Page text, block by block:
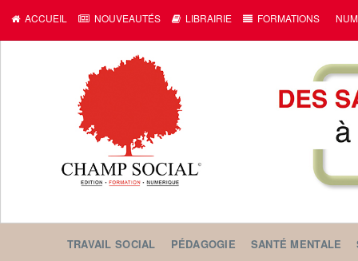
ACCUEIL NOUVEAUTÉS LIBRAIRIE FORMATIONS
TRAVAIL SOCIAL PÉDAGOGIE SANTÉ MENTALE